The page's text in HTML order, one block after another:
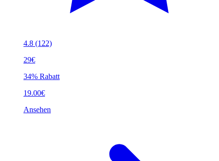
4.8 (122)
29€
34% Rabatt
19.00€
Ansehen